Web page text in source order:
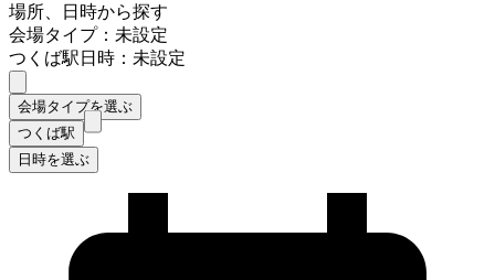
場所、日時から探す
会場タイプ：未設定
つくば駅日時：未設定
会場タイプを選ぶ
つくば駅
日時を選ぶ